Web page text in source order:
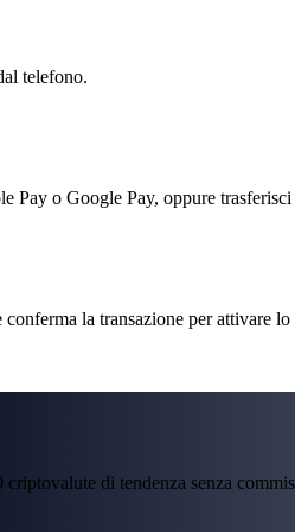
telefono.
Pay o Google Pay, oppure
la transazione per attivare lo
di tendenza senza